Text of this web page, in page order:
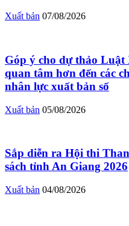
Xuất bản 07/08/2026
Góp ý cho dự thảo
quan tâm hơn đến các
nhân lực xuất bản số
Xuất bản 05/08/2026
Sắp diễn ra Hội thi
sách tỉnh An Giang 2026
Xuất bản 04/08/2026